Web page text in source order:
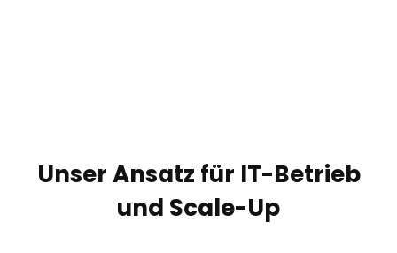
Unser Ansatz für IT-Betrieb
und Scale-Up